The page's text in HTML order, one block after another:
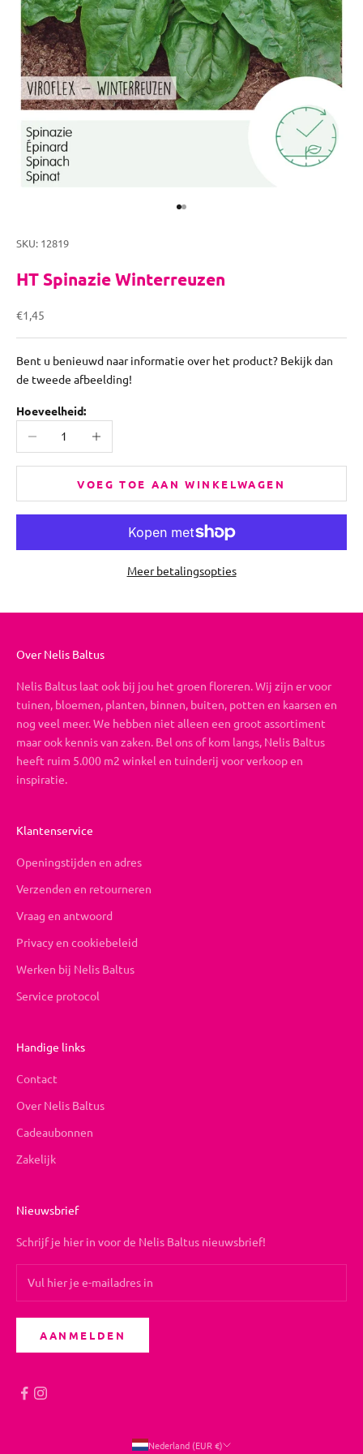
Naar artikel 1
Naar artikel 2
SKU: 12819
HT Spinazie Winterreuzen
Aanbiedingsprijs
€1,45
Bent u benieuwd naar informatie over het product? Bekijk dan
de tweede afbeelding!
Hoeveelheid:
Aantal verlagenAantal verhogen
VOEG TOE AAN WINKELWAGEN
Meer betalingsopties
Over Nelis Baltus
Nelis Baltus laat ook bij jou het groen floreren. Wij zijn er voor
tuinen, bloemen, planten, binnen, buiten, potten en kaarsen en
nog veel meer. We hebben niet alleen een groot assortiment
maar ook kennis van zaken. Bel ons of kom langs, Nelis Baltus
heeft ruim 5.000 m2 winkel en tuinderij voor verkoop en
inspiratie.
Klantenservice
Openingstijden en adres
Verzenden en retourneren
Vraag en antwoord
Privacy en cookiebeleid
Werken bij Nelis Baltus
Service protocol
Handige links
Contact
Over Nelis Baltus
Cadeaubonnen
Zakelijk
Nieuwsbrief
Schrijf je hier in voor de Nelis Baltus nieuwsbrief!
AANMELDEN
Nederland (EUR €)